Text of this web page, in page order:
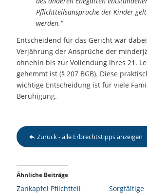
Pflichtteilsansprüche der Kinder
werden.“
Entscheidend für das Gericht war
Verjährung der Ansprüche der
ohnehin bis zur Vollendung ihres 21.
gehemmt ist (§ 207 BGB). Diese
wichtige Entscheidung ist für viele
Beruhigung.
Zurück - alle Erbrechtstipps anzeigen
Ähnliche Beiträge
Zankapfel Pflichtteil
Sorgfältige